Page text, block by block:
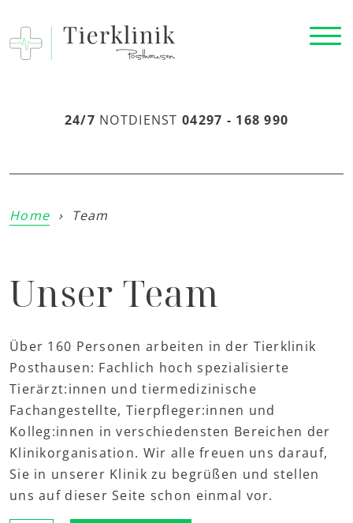
24/7 NOTDIENST 04297 - 168 990
Home › Team
Unser Team
Über 160 Personen arbeiten in der Tierklinik
Posthausen: Fachlich hoch spezialisierte
Tierärzt:innen und tiermedizinische
Fachangestellte, Tierpfleger:innen und
Kolleg:innen in verschiedensten Bereichen der
Klinikorganisation. Wir alle freuen uns darauf,
Sie in unserer Klinik zu begrüßen und stellen
uns auf dieser Seite schon einmal vor.